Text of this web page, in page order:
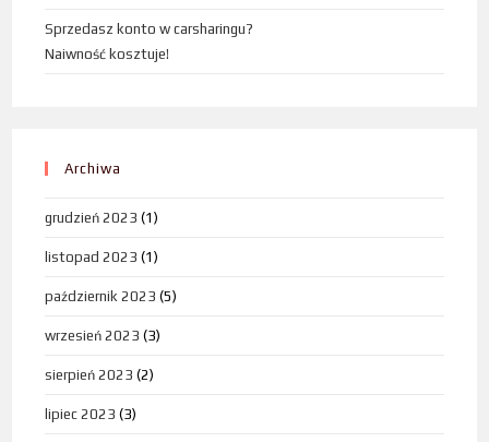
Sprzedasz konto w carsharingu?
Naiwność kosztuje!
Archiwa
grudzień 2023 (1)
listopad 2023 (1)
październik 2023 (5)
wrzesień 2023 (3)
sierpień 2023 (2)
lipiec 2023 (3)